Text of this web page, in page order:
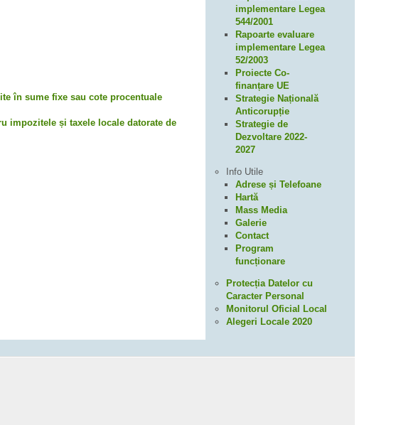
în sume fixe sau cote procentuale
impozitele și taxele locale datorate de
implementare Legea
544/2001
Rapoarte evaluare
implementare Legea
52/2003
Proiecte Co-
finanțare UE
Strategie Națională
Anticorupție
Strategie de
Dezvoltare 2022-
2027
Info Utile
Adrese și Telefoane
Hartă
Mass Media
Galerie
Contact
Program
funcționare
Protecția Datelor cu
Caracter Personal
Monitorul Oficial Local
Alegeri Locale 2020